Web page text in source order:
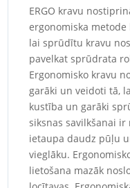
ERGO kravu
ergonomiska
lai sprūdītu kravu
pavelkat sprūdrata
Ergonomisko kravu
garāki un veidoti tā,
kustība un garāki
siksnas savilkšanai ir
ietaupa daudz pūļu
vieglāku.
lietošana mazāk